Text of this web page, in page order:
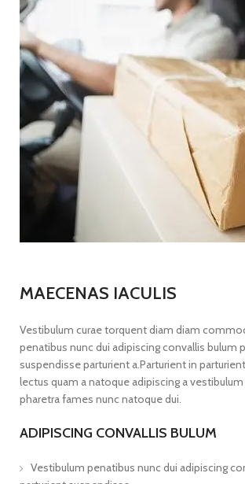
MAECENAS IACULIS
Vestibulum curae torquent diam diam
penatibus nunc dui adipiscing convallis bulum
suspendisse parturient a.Parturient in
lectus quam a natoque adipiscing a
pharetra fames nunc natoque dui.
ADIPISCING CONVALLIS BULUM
Vestibulum penatibus nunc dui adipiscing